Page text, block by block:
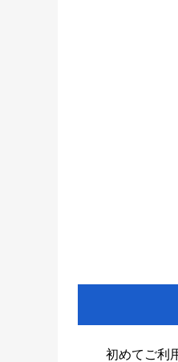
初めてご利